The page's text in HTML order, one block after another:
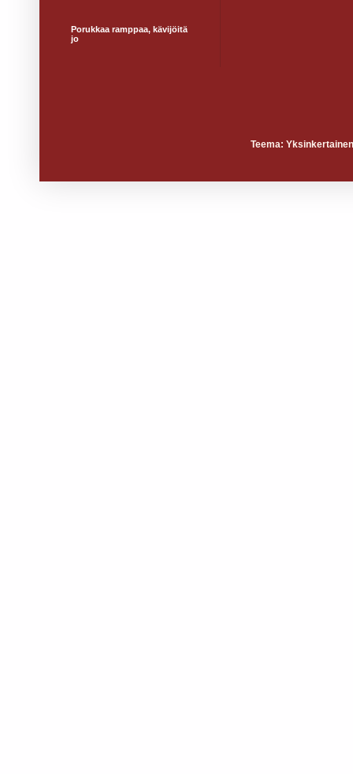
Porukkaa ramppaa, kävijöitä
jo
Teema: